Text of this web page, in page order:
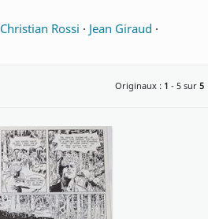
Christian Rossi · Jean Giraud ·
Originaux : 1 - 5 sur 5